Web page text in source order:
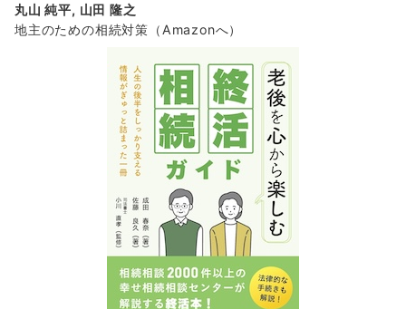
丸山 純平, 山田 隆之
地主のための相続対策 （Amazonへ）